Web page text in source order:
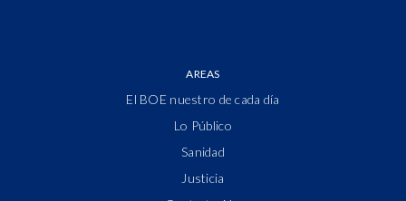
AREAS
El BOE nuestro de cada día
Lo Público
Sanidad
Justicia